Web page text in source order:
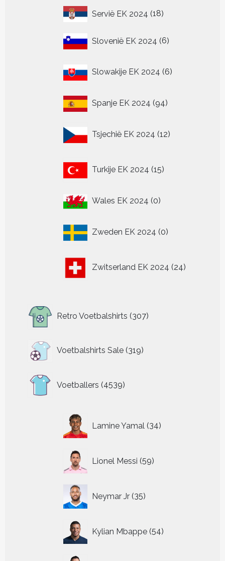
Servië EK 2024 1818
Slovenië EK 2024 66
Slowakije EK 2024 6
producten
Spanje EK 2024 9494
Tsjechië EK 2024 12
producten
Turkije EK 2024 15
producten
Wales EK 2024 00
Zweden EK 2024 0
producten
Zwitserland EK 2024 24
producten
Retro Voetbalshirts 307
producten
Voetbalshirts Sale 319
319
Voetballers 4539
producten
Lamine Yamal 34
producten
Lionel Messi 59
producten
Neymar Jr 35
producten
Kylian Mbappe 54
producten